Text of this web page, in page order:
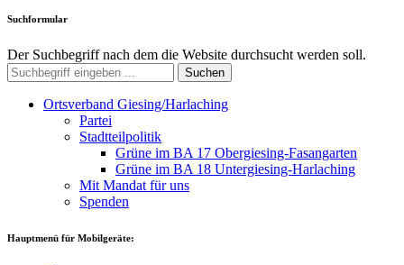
Suchformular
Der Suchbegriff nach dem die Website durchsucht werden soll.
Suchen
Ortsverband Giesing/Harlaching
Partei
Stadtteilpolitik
Grüne im BA 17 Obergiesing-Fasangarten
Grüne im BA 18 Untergiesing-Harlaching
Mit Mandat für uns
Spenden
Hauptmenü für Mobilgeräte: